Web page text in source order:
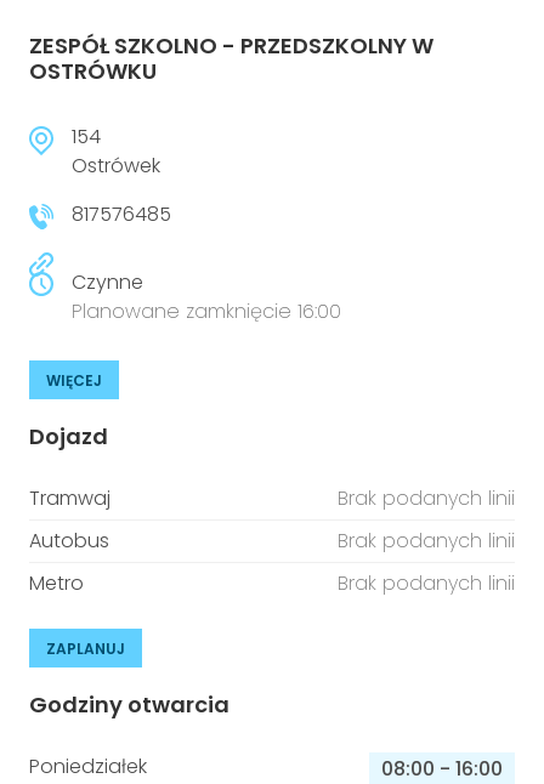
ZESPÓŁ SZKOLNO - PRZEDSZKOLNY W
OSTRÓWKU
154
Ostrówek
817576485
Czynne
Planowane zamknięcie 16:00
WIĘCEJ
Dojazd
Tramwaj
Brak podanych linii
Autobus
Brak podanych linii
Metro
Brak podanych linii
ZAPLANUJ
Godziny otwarcia
Poniedziałek 08:00 - 16:00